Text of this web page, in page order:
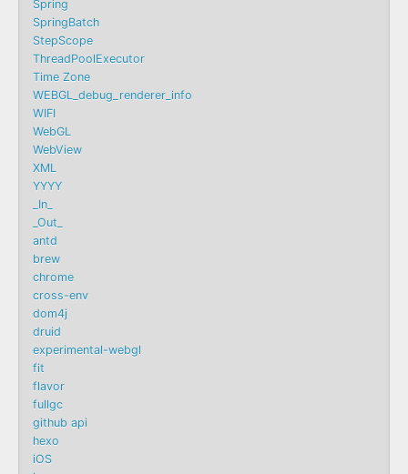
Spring
SpringBatch
StepScope
ThreadPoolExecutor
Time Zone
WEBGL_debug_renderer_info
WIFI
WebGL
WebView
XML
YYYY
_In_
_Out_
antd
brew
chrome
cross-env
dom4j
druid
experimental-webgl
fit
flavor
fullgc
github api
hexo
iOS